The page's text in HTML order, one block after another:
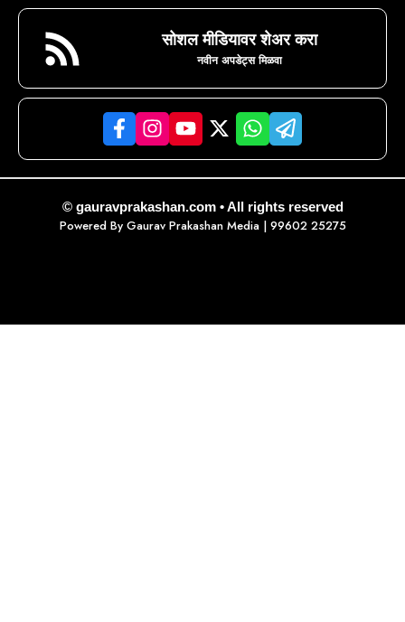
सोशल मीडियावर शेअर करा
नवीन अपडेट्स मिळवा
© gauravprakashan.com • All rights reserved
Powered By Gaurav Prakashan Media| 99602 25275